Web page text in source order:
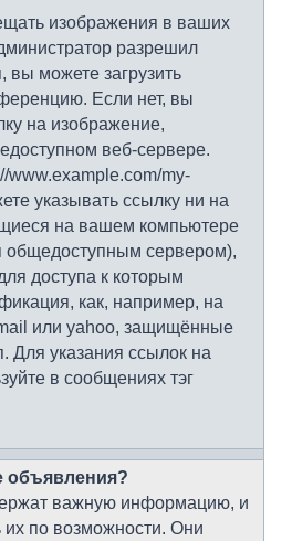
изображения в ваших
разрешил
вы можете загрузить
Если нет, вы
на изображение,
веб-сервере.
www.example.com/my-
указывать ссылку ни на
на вашем компьютере
общедоступным сервером),
доступа к которым
как, например, на
или yahoo, защищённые
Для указания ссылок на
в сообщениях тэг
объявления?
важную информацию, и
по возможности. Они